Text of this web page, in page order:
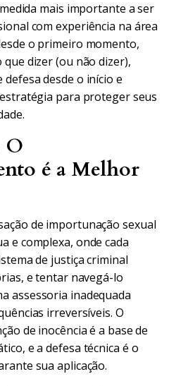
mais importante a ser
com experiência na área
o primeiro momento,
dizer (ou não dizer),
desde o início e
para proteger seus
O
é a Melhor
de importunação sexual
e complexa, onde cada
de justiça criminal
e tentar navegá-lo
assessoria inadequada
irreversíveis. O
de inocência é a base de
e a defesa técnica é o
sua aplicação.